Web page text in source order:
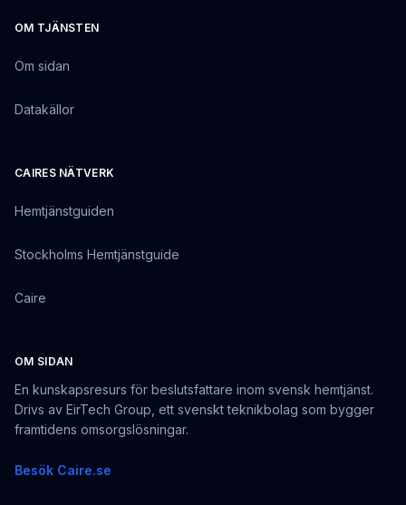
OM TJÄNSTEN
Om sidan
Datakällor
CAIRES NÄTVERK
Hemtjänstguiden
Stockholms Hemtjänstguide
Caire
OM SIDAN
En kunskapsresurs för beslutsfattare inom svensk hemtjänst.
Drivs av EirTech Group, ett svenskt teknikbolag som bygger
framtidens omsorgslösningar.
Besök Caire.se